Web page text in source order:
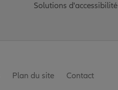
Solutions d'accessibilité
Plan du site Contact